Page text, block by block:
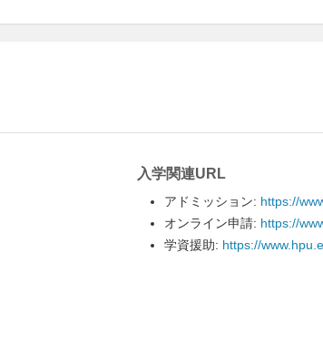
入学関連URL
アドミッション: https://
オンライン申請: https://
学資援助: https://